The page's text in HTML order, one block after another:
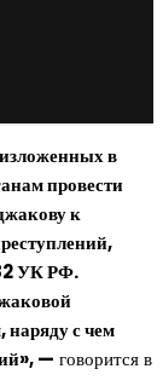
в
провести
к
УК РФ.
с чем
— говорится в